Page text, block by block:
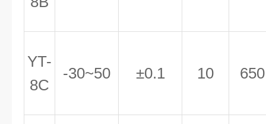
YT-
8C
-30~50 ±0.1 10 650